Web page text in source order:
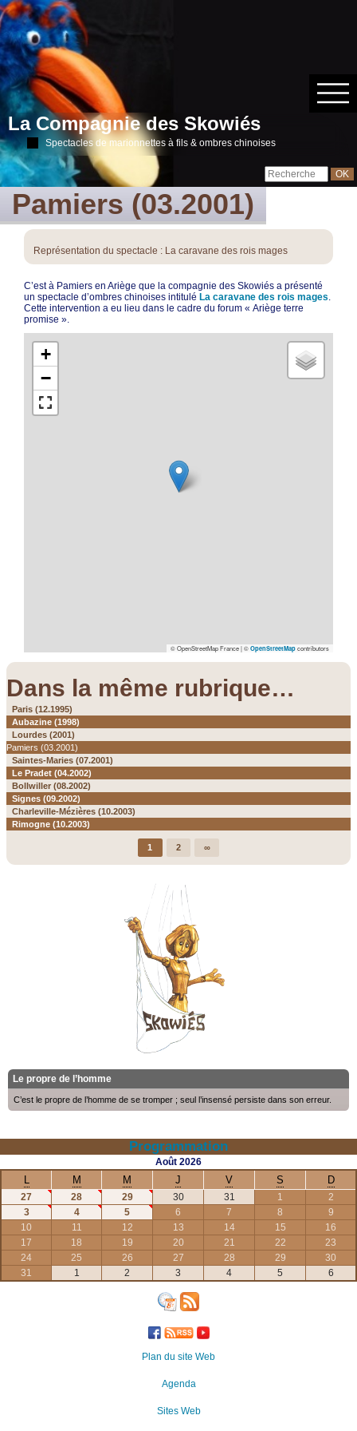
La Compagnie des Skowiés
Spectacles de marionnettes à fils & ombres chinoises
Pamiers (03.2001)
Représentation du spectacle : La caravane des rois mages
C’est à Pamiers en Ariège que la compagnie des Skowiés a présenté
un spectacle d’ombres chinoises intituléLa caravane des rois mages
Cette intervention a eu lieu dans le cadre du forum « Ariège terre
promise ».
+
−
© OpenStreetMap France | © OpenStreetMapcontributors
Dans la même rubrique…
Paris (12.1995)
Aubazine (1998)
Lourdes (2001)
Pamiers (03.2001)
Saintes-Maries (07.2001)
Le Pradet (04.2002)
Bollwiller (08.2002)
Signes (09.2002)
Charleville-Mézières (10.2003)
Rimogne (10.2003)
1 2 ∞
Le propre de l’homme
C’est le propre de l’homme de se tromper ; seul l’insensé persiste dans son erreur.
Programmation
Août 2026
L M M J V S D
27 28 29 30 31 1
2
3
4 5 6 7 8
9
10
11 12 13 14 15
16
17
18 19 20 21 22
23
24
25 26 27 28 29
30
31
1 2 3 4 5 6
Plan du site Web
Agenda
Sites Web